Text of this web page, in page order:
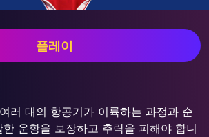
플레이
러 대의 항공기가 이륙하는 과정과 순
운항을 보장하고 추락을 피해야 합니